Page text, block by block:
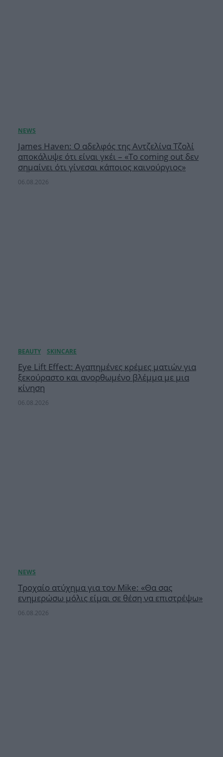
James Haven: Ο αδελφός της Αντζελίνα Τζολί
αποκάλυψε ότι είναι γκέι – «Το coming out δεν
σημαίνει ότι γίνεσαι κάποιος καινούργιος»
06.08.2026
Eye Lift Effect: Αγαπημένες κρέμες ματιών για
ξεκούραστο και ανορθωμένο βλέμμα με μια
κίνηση
06.08.2026
Τροχαίο ατύχημα για τον Mike: «Θα σας
ενημερώσω μόλις είμαι σε θέση να επιστρέψω»
06.08.2026